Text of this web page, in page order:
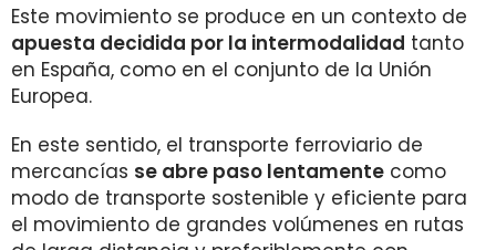
Este movimiento se produce en un contexto de
apuesta decidida por la intermodalidad tanto
en España, como en el conjunto de la Unión
Europea.
En este sentido, el transporte ferroviario de
mercancías se abre paso lentamente como
modo de transporte sostenible y eficiente para
el movimiento de grandes volúmenes en rutas